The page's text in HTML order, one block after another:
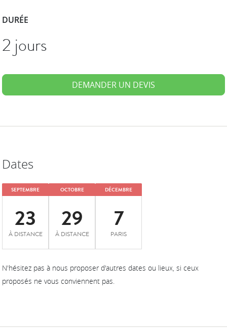
DURÉE
2 jours
DEMANDER UN DEVIS
Dates
SEPTEMBRE
23
À DISTANCE
OCTOBRE
29
À DISTANCE
DÉCEMBRE
7
PARIS
N'hésitez pas à nous proposer d'autres dates ou lieux, si ceux
proposés ne vous conviennent pas.